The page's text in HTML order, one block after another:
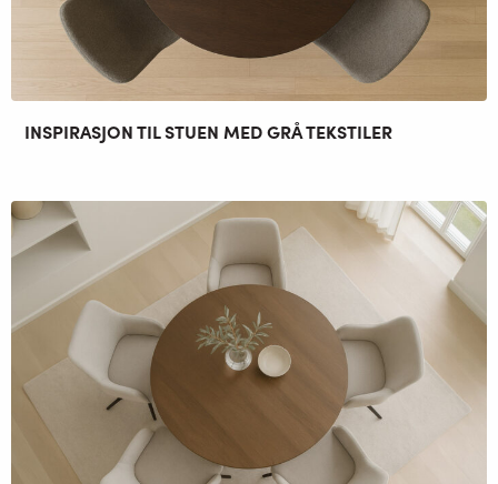
INSPIRASJON TIL STUEN MED GRÅ TEKSTILER